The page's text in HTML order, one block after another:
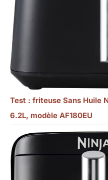
Test : friteuse Sans Huile
6.2L, modèle AF180EU